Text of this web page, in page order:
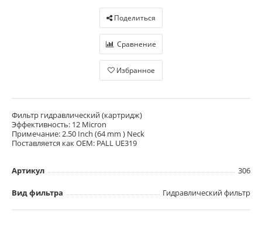
Поделиться
Сравнение
Избранное
Фильтр гидравлический (картридж)
Эффективность: 12 Micron
Примечание: 2.50 Inch (64 mm ) Neck
Поставляется как OEM: PALL UE319
Артикул 306
Вид фильтра Гидравлический фильтр